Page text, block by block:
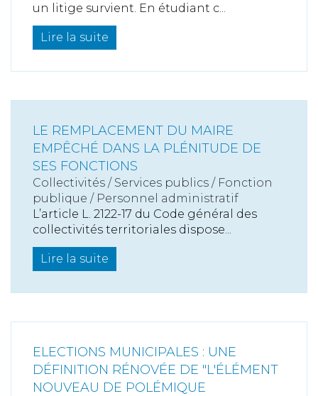
un litige survient. En étudiant c...
Lire la suite
LE REMPLACEMENT DU MAIRE
EMPÊCHÉ DANS LA PLÉNITUDE DE
SES FONCTIONS
Collectivités / Services publics / Fonction
publique / Personnel administratif
L’article L. 2122-17 du Code général des
collectivités territoriales dispose...
Lire la suite
ELECTIONS MUNICIPALES : UNE
DÉFINITION RÉNOVÉE DE "L'ÉLÉMENT
NOUVEAU DE POLÉMIQUE